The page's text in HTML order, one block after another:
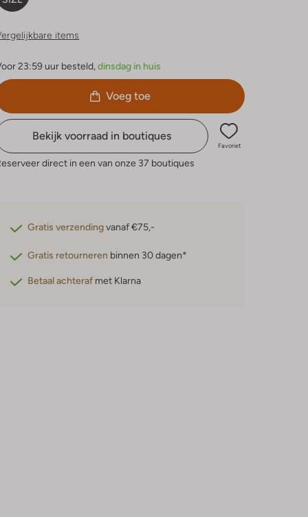
items
23:59 uur besteld, dinsdag in huis
Voeg toe
Bekijk voorraad in boutiques
Favoriet
direct in een van onze 37 boutiques
Gratis verzendingvanaf €75,-
Gratis retourneren binnen 30 dagen*
Betaal achteraf met Klarna